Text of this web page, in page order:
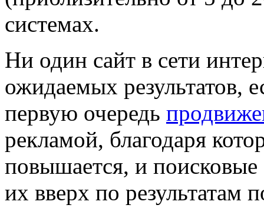
системах.
Ни один сайт в сети
ожидаемых результатов,
первую очередь
рекламой, благодаря
повышается, и
их вверх по результатам